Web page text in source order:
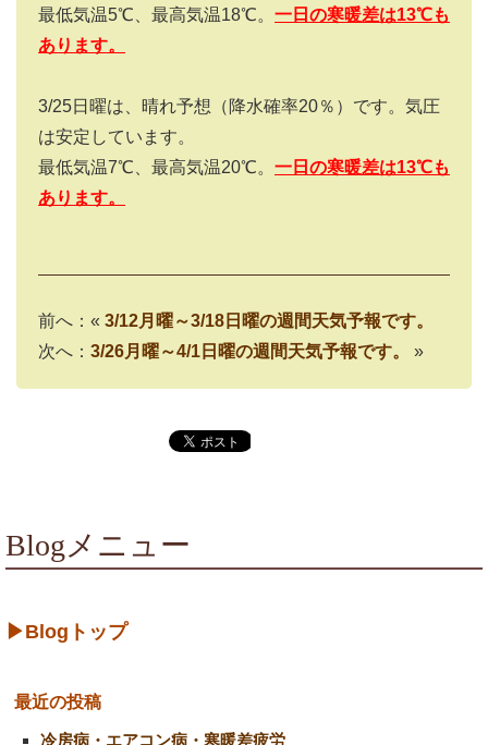
最低気温5℃、最高気温18℃。 一日の寒暖差は13℃も
あります。
3/25日曜は、晴れ予想（降水確率20％）です。気圧
は安定しています。
最低気温7℃、最高気温20℃。 一日の寒暖差は13℃も
あります。
前へ：« 3/12月曜～3/18日曜の週間天気予報です。
次へ： 3/26月曜～4/1日曜の週間天気予報です。 »
Blogメニュー
▶Blogトップ
最近の投稿
冷房病・エアコン病・寒暖差疲労